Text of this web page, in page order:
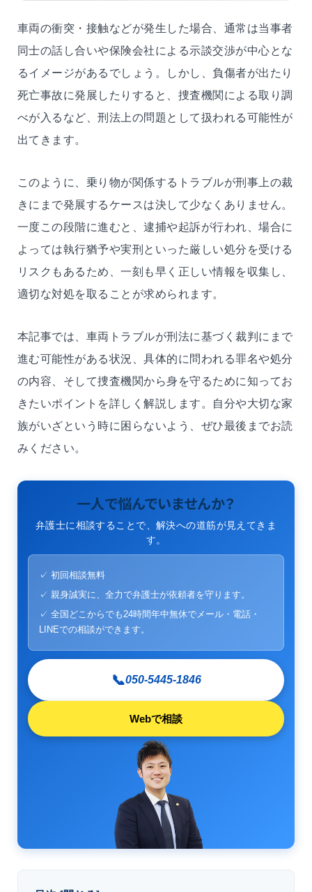
車両の衝突・接触などが発生した場合、通常は当事者
同士の話し合いや保険会社による示談交渉が中心とな
るイメージがあるでしょう。しかし、負傷者が出たり
死亡事故に発展したりすると、捜査機関による取り調
べが入るなど、刑法上の問題として扱われる可能性が
出てきます。
このように、乗り物が関係するトラブルが刑事上の裁
きにまで発展するケースは決して少なくありません。
一度この段階に進むと、逮捕や起訴が行われ、場合に
よっては執行猶予や実刑といった厳しい処分を受ける
リスクもあるため、一刻も早く正しい情報を収集し、
適切な対処を取ることが求められます。
本記事では、車両トラブルが刑法に基づく裁判にまで
進む可能性がある状況、具体的に問われる罪名や処分
の内容、そして捜査機関から身を守るために知ってお
きたいポイントを詳しく解説します。自分や大切な家
族がいざという時に困らないよう、ぜひ最後までお読
みください。
一人で悩んでいませんか？
弁護士に相談することで、解決への道筋が見えてきま
す。
✓ 初回相談無料
✓ 親身誠実に、全力で弁護士が依頼者を守ります。
✓ 全国どこからでも24時間年中無休でメール・電話・
LINEでの相談ができます。
📞050-5445-1846
Webで相談